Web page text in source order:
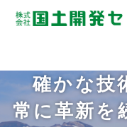
未来
住民や将来の子供たち
自分の好きな事にとこ
確かな技
常に革新を